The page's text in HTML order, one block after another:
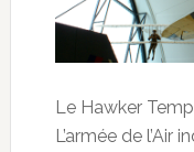
Le Hawker
L’armée de l’Air